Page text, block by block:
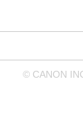
© CANON